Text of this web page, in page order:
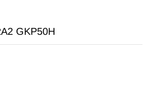
GKP50H